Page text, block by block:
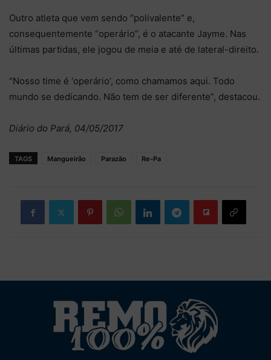
Outro atleta que vem sendo “polivalente” e,
consequentemente “operário”, é o atacante Jayme. Nas
últimas partidas, ele jogou de meia e até de lateral-direito.
“Nosso time é ‘operário’, como chamamos aqui. Todo
mundo se dedicando. Não tem de ser diferente”, destacou.
Diário do Pará, 04/05/2017
TAGS Mangueirão Parazão Re-Pa